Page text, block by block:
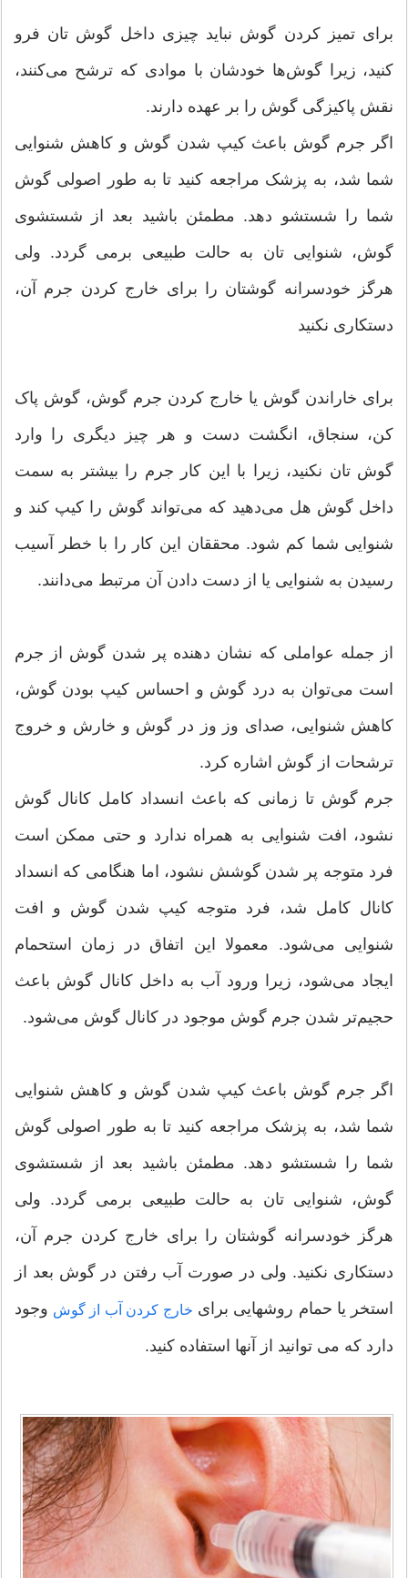
برای تمیز کردن گوش نباید چیزی داخل گوش تان فرو
کنید، زیرا گوش‌ها خودشان با موادی که ترشح می‌کنند،
نقش پاکیزگی گوش را بر عهده دارند.
اگر جرم گوش باعث کیپ شدن گوش و کاهش شنوایی
شما شد، به پزشک مراجعه کنید تا به طور اصولی گوش
شما را شستشو دهد. مطمئن باشید بعد از شستشوی
گوش، شنوایی تان به حالت طبیعی برمی گردد. ولی
هرگز خودسرانه گوشتان را برای خارج کردن جرم آن،
دستکاری نکنید
برای خاراندن گوش یا خارج کردن جرم گوش، گوش پاک
کن، سنجاق، انگشت دست و هر چیز دیگری را وارد
گوش تان نکنید، زیرا با این کار جرم را بیشتر به سمت
داخل گوش هل می‌دهید که می‌تواند گوش را کیپ کند و
شنوایی شما کم شود. محققان این کار را با خطر آسیب
رسیدن به شنوایی یا از دست دادن آن مرتبط می‌دانند.
از جمله عواملی که نشان دهنده‌ پر شدن گوش از جرم
است می‌توان به درد گوش و احساس کیپ بودن گوش،
کاهش شنوایی، صدای وز وز در گوش و خارش و خروج
ترشحات از گوش اشاره کرد.
جرم گوش تا زمانی که باعث انسداد کامل کانال گوش
نشود، افت شنوایی به همراه ندارد و حتی ممکن است
فرد متوجه پر شدن گوشش نشود، اما هنگامی که انسداد
کانال کامل شد، فرد متوجه کیپ شدن گوش و افت
شنوایی می‌شود. معمولا این اتفاق در زمان استحمام
ایجاد می‌شود، زیرا ورود آب به داخل کانال گوش باعث
حجیم‌تر شدن جرم گوش موجود در کانال گوش می‌شود.
اگر جرم گوش باعث کیپ شدن گوش و کاهش شنوایی
شما شد، به پزشک مراجعه کنید تا به طور اصولی گوش
شما را شستشو دهد. مطمئن باشید بعد از شستشوی
گوش، شنوایی تان به حالت طبیعی برمی گردد. ولی
هرگز خودسرانه گوشتان را برای خارج کردن جرم آن،
دستکاری نکنید. ولی در صورت آب رفتن در گوش بعد از
استخر یا حمام روشهایی برای خارج کردن آب از گوش وجود
دارد که می توانید از آنها استفاده کنید.